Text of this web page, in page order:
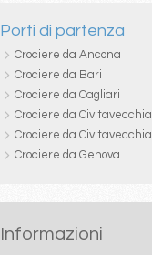
Porti di partenza
Crociere da Ancona
Crociere da Bari
Crociere da Cagliari
Crociere da Civitavecchia
Crociere da Civitavecchia
Crociere da Genova
Informazioni